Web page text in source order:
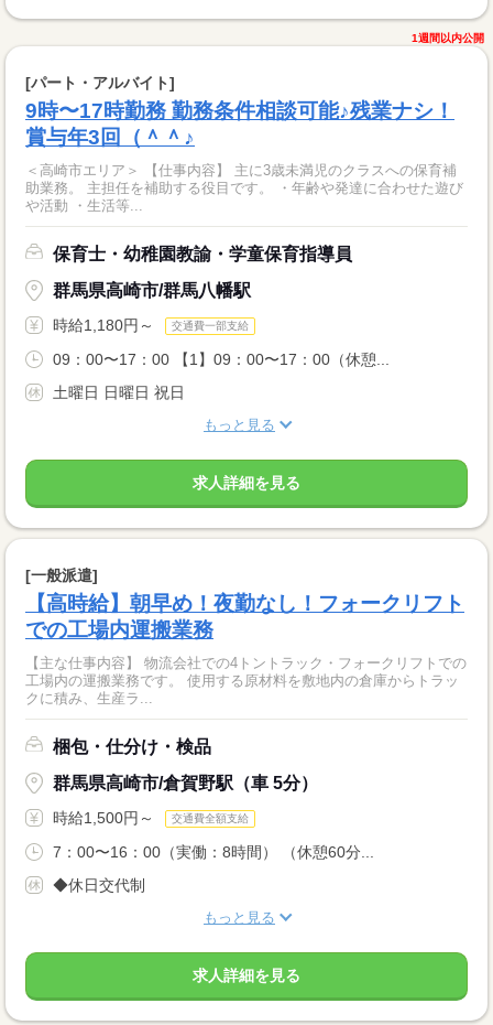
1週間以内公開
[パート・アルバイト]
9時〜17時勤務 勤務条件相談可能♪残業ナシ！
賞与年3回（＾＾♪
＜高崎市エリア＞ 【仕事内容】 主に3歳未満児のクラスへの保育補
助業務。 主担任を補助する役目です。 ・年齢や発達に合わせた遊び
や活動 ・生活等...
保育士・幼稚園教諭・学童保育指導員
群馬県高崎市/群馬八幡駅
時給1,180円～ 交通費一部支給
09：00〜17：00 【1】09：00〜17：00（休憩...
土曜日 日曜日 祝日
もっと見る
求人詳細を見る
[一般派遣]
【高時給】朝早め！夜勤なし！フォークリフト
での工場内運搬業務
【主な仕事内容】 物流会社での4トントラック・フォークリフトでの
工場内の運搬業務です。 使用する原材料を敷地内の倉庫からトラッ
クに積み、生産ラ...
梱包・仕分け・検品
群馬県高崎市/倉賀野駅（車 5分）
時給1,500円～ 交通費全額支給
7：00〜16：00（実働：8時間） （休憩60分...
◆休日交代制
もっと見る
求人詳細を見る